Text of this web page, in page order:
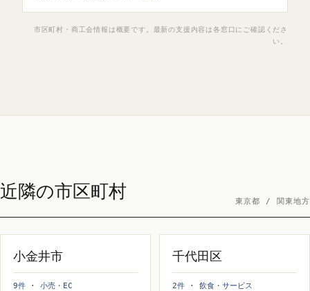
市区町村・商工会情報は概要です。最新の支援内容は各窓口にご確認くださ
い。
近隣の市区町村 東京都 / 関東地方
小金井市
9件 · 小売・EC
千代田区
2件 · 飲食・サービス